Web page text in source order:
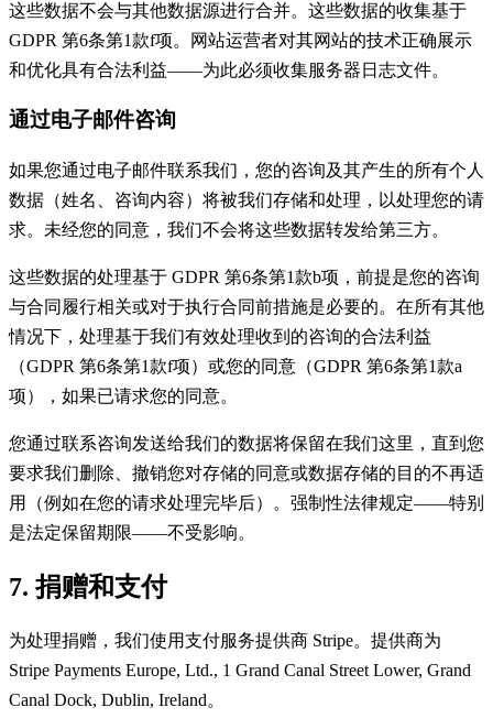
这些数据不会与其他数据源进行合并。这些数据的收集基于
GDPR 第6条第1款f项。网站运营者对其网站的技术正确展示
和优化具有合法利益——为此必须收集服务器日志文件。
通过电子邮件咨询
如果您通过电子邮件联系我们，您的咨询及其产生的所有个人
数据（姓名、咨询内容）将被我们存储和处理，以处理您的请
求。未经您的同意，我们不会将这些数据转发给第三方。
这些数据的处理基于 GDPR 第6条第1款b项，前提是您的咨询
与合同履行相关或对于执行合同前措施是必要的。在所有其他
情况下，处理基于我们有效处理收到的咨询的合法利益
（GDPR 第6条第1款f项）或您的同意（GDPR 第6条第1款a
项），如果已请求您的同意。
您通过联系咨询发送给我们的数据将保留在我们这里，直到您
要求我们删除、撤销您对存储的同意或数据存储的目的不再适
用（例如在您的请求处理完毕后）。强制性法律规定——特别
是法定保留期限——不受影响。
7. 捐赠和支付
为处理捐赠，我们使用支付服务提供商 Stripe。提供商为
Stripe Payments Europe, Ltd., 1 Grand Canal Street Lower, Grand
Canal Dock, Dublin, Ireland。